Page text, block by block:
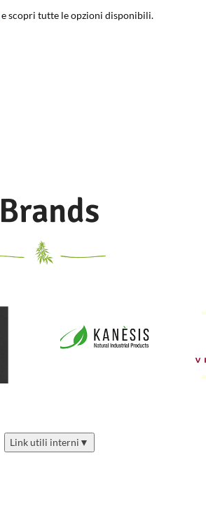
e scopri tutte le opzioni disponibili.
Brands
Link utili interni ▼